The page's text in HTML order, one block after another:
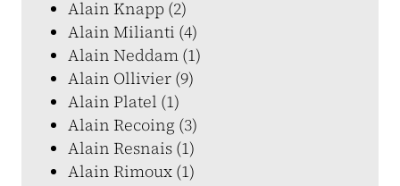
Alain Knapp (2)
Alain Milianti (4)
Alain Neddam (1)
Alain Ollivier (9)
Alain Platel (1)
Alain Recoing (3)
Alain Resnais (1)
Alain Rimoux (1)